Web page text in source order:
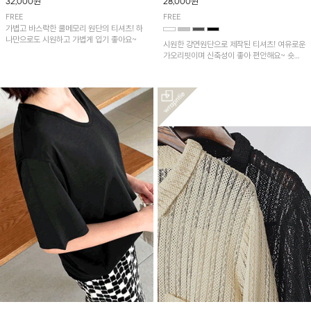
FREE
가볍고 바스락한 쿨메모리 원단의 티셔츠! 하
나만으로도 시원하고 가볍게 입기 좋아요~
28,000원
FREE
시원한 강연원단으로 제작된 티셔츠! 여유로운
가오리핏이며 신축성이 좋아 편안해요~ 숏기